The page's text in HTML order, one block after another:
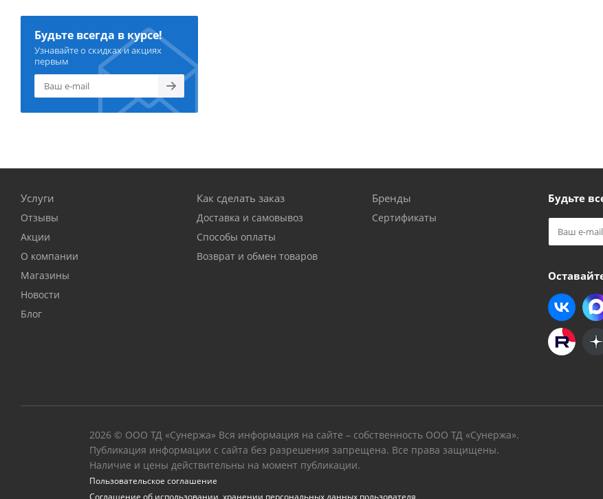
Будьте всегда в курсе!
Узнавайте о скидках и акциях
первым
Услуги
Отзывы
Акции
О компании
Магазины
Новости
Блог
Как сделать заказ
Доставка и самовывоз
Способы оплаты
Возврат и обмен товаров
Бренды
Сертификаты
Будьте
2026 © ООО ТД «Сунержа» Вся информация на сайте – собственность ООО ТД «Сунержа».
Публикация информации с сайта без разрешения запрещена. Все права защищены.
Наличие и цены действительны на момент публикации.
Пользовательское соглашение